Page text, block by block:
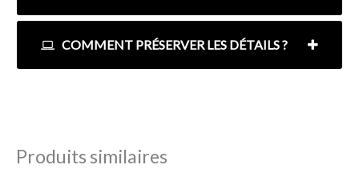
COMMENT PRÉSERVER LES DÉTAILS ?
Produits similaires